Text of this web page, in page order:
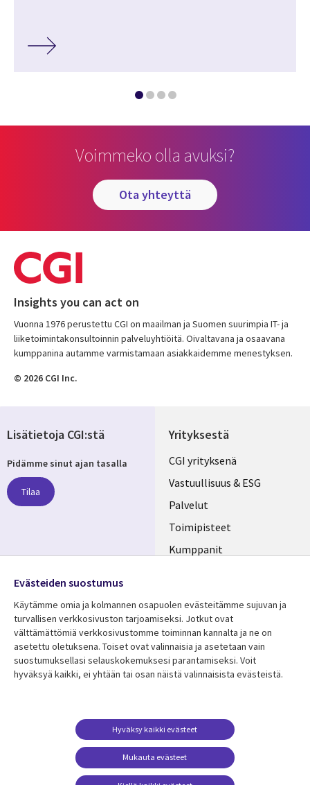
Voimmeko olla avuksi?
ota yhteyttä
Insights you can act on
Vuonna 1976 perustettu CGI on maailman ja Suomen suurimpia IT- ja
liiketoimintakonsultoinnin palveluyhtiöitä. Oivaltavana ja osaavana
kumppanina autamme varmistamaan asiakkaidemme menestyksen.
© 2026 CGI Inc.
Yrityksestä
Useful
links
FINLAND
CGI yrityksenä
Vastuullisuus & ESG
Palvelut
Toimipisteet
Kumppanit
Resurssikeskus
Library
FINLAND
Asiakastarinat
Lisätietoa
Legal
Tietosuoja
Käyttöehdot
Yhteystiedot
Evästeasetuksesi
Lisätietoja CGI:stä
Pidämme sinut ajan tasalla
Tilaa
Media
FINLAND
Evästeiden suostumus
Käytämme omia ja kolmannen osapuolen evästeitämme sujuvan ja
turvallisen verkkosivuston tarjoamiseksi. Jotkut ovat
välttämättömiä verkkosivustomme toiminnan kannalta ja ne on
asetettu oletuksena. Toiset ovat valinnaisia ​​ja asetetaan vain
suostumuksellasi selauskokemuksesi parantamiseksi. Voit
hyväksyä kaikki, ei yhtään tai osan näistä valinnaisista evästeistä.
Mukauta evästeet
Hyväksy kaikki evästeet